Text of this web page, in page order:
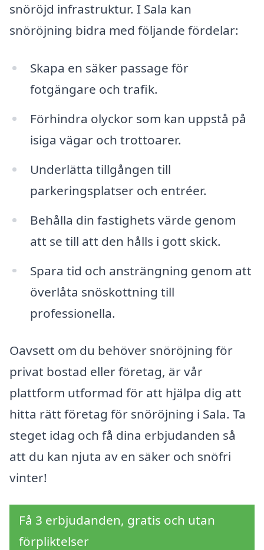
snöröjd infrastruktur. I Sala kan
snöröjning bidra med följande fördelar:
Skapa en säker passage för
fotgängare och trafik.
Förhindra olyckor som kan uppstå på
isiga vägar och trottoarer.
Underlätta tillgången till
parkeringsplatser och entréer.
Behålla din fastighets värde genom
att se till att den hålls i gott skick.
Spara tid och ansträngning genom att
överlåta snöskottning till
professionella.
Oavsett om du behöver snöröjning för
privat bostad eller företag, är vår
plattform utformad för att hjälpa dig att
hitta rätt företag för snöröjning i Sala. Ta
steget idag och få dina erbjudanden så
att du kan njuta av en säker och snöfri
vinter!
Få 3 erbjudanden, gratis och utan
förpliktelser